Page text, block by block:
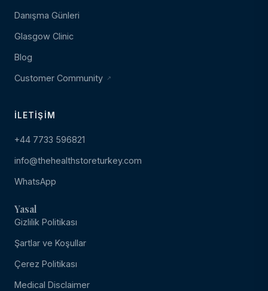
Danışma Günleri
Glasgow Clinic
Blog
Customer Community
İLETIŞIM
+44 7733 596821
info@thehealthstoreturkey.com
WhatsApp
Yasal
Gizlilik Politikası
Şartlar ve Koşullar
Çerez Politikası
Medical Disclaimer